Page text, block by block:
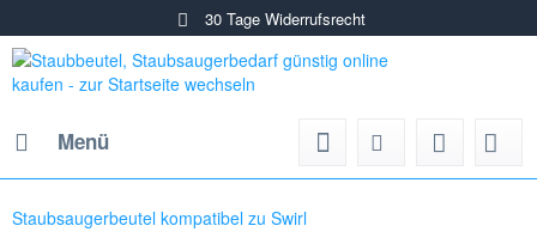
30 Tage Widerrufsrecht
Menü
Staubsaugerbeutel kompatibel zu Swirl